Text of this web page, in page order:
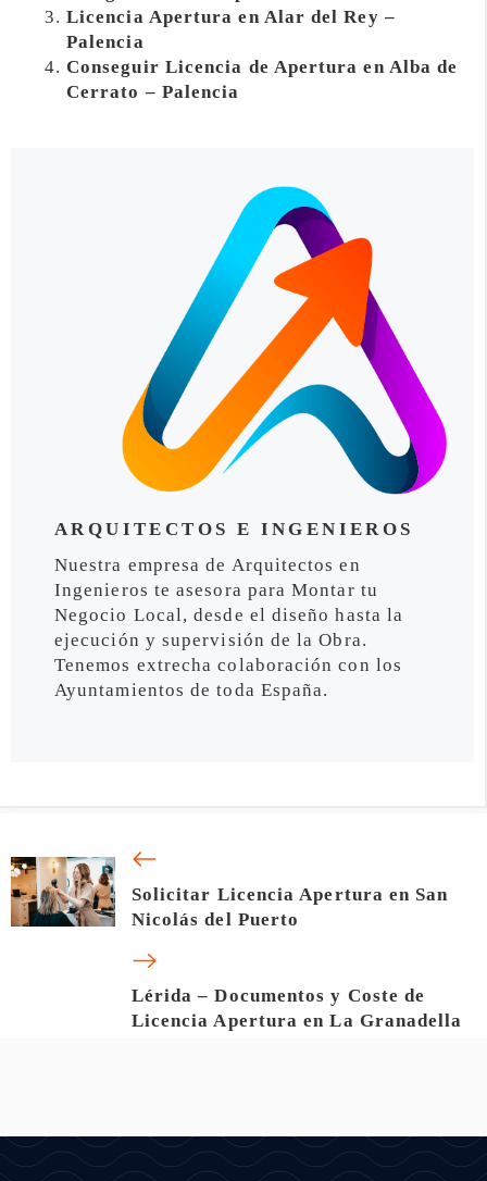
Licencia Apertura en Alar del Rey –
Palencia
Conseguir Licencia de Apertura en Alba de
Cerrato – Palencia
ARQUITECTOS E INGENIEROS
Nuestra empresa de Arquitectos en
Ingenieros te asesora para Montar tu
Negocio Local, desde el diseño hasta la
ejecución y supervisión de la Obra.
Tenemos extrecha colaboración con los
Ayuntamientos de toda España.
Solicitar Licencia Apertura en San
Nicolás del Puerto
Lérida – Documentos y Coste de
Licencia Apertura en La Granadella